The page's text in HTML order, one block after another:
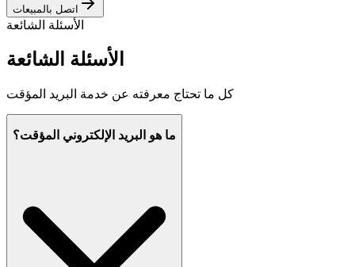
اتصل بالمبيعات
الأسئلة الشائعة
الأسئلة الشائعة
كل ما تحتاج معرفته عن خدمة البريد المؤقت
ما هو البريد الإلكتروني المؤقت؟